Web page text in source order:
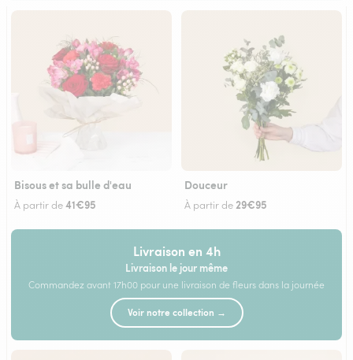
Bisous et sa bulle d'eau
À partir de41€95
Douceur
À partir de29€95
Livraison en 4h
Livraison le jour même
Commandez avant 17h00 pour une livraison de fleurs dans la journée
Voir notre collection →